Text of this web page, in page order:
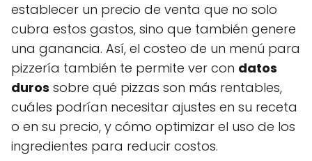
establecer un precio de venta que no solo
cubra estos gastos, sino que también genere
una ganancia. Así, el costeo de un menú para
pizzería también te permite ver con datos
duros sobre qué pizzas son más rentables,
cuáles podrían necesitar ajustes en su receta
o en su precio, y cómo optimizar el uso de los
ingredientes para reducir costos.